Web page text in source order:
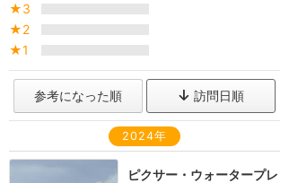
★3
★2
★1
参考になった順 訪問日順
2024年
ピクサー・ウォータープレ